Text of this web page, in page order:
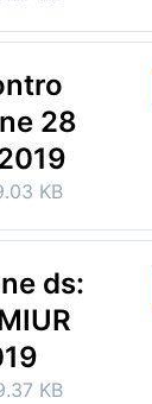
28
KB
ds:
KB